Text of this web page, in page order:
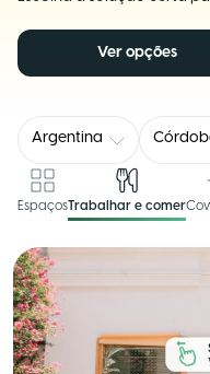
Ver opções
Argentina
EspaçosTrabalhar e comer